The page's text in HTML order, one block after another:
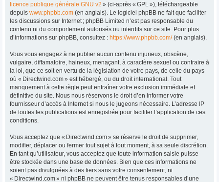
licence publique générale GNU v2 » (ci-après « GPL »), téléchargeable
depuis www.phpbb.com (en anglais). Le logiciel phpBB ne fait que faciliter
les discussions sur Internet ; phpBB Limited n’est pas responsable du
contenu ni du comportement autorisés ou interdits sur ce site. Pour plus
d’informations sur phpBB, consultez : https://www.phpbb.com/(en anglais).
Vous vous engagez à ne publier aucun contenu injurieux, obscène,
vulgaire, diffamatoire, haineux, menaçant, à caractère sexuel ou contraire à
la loi, que ce soit en vertu de la législation de votre pays, de celle du pays
où « Directwind.com » est hébergé, ou du droit international. Tout
manquement à cette règle peut entraîner votre exclusion immédiate et
définitive du site. Nous nous réservons le droit d’en informer votre
fournisseur d’accès à Internet si nous le jugeons nécessaire. L’adresse IP
de toutes les publications est enregistrée pour faciliter l’application de ces
conditions.
Vous acceptez que « Directwind.com » se réserve le droit de supprimer,
modifier, déplacer ou fermer tout sujet à tout moment, à sa seule discrétion.
En tant qu’utilisateur, vous acceptez que toute information saisie puisse
être stockée dans une base de données. Bien que ces informations ne
soient pas divulguées à des tiers sans votre consentement, ni
« Directwind.com » ni phpBB ne peuvent être tenus responsables d’une